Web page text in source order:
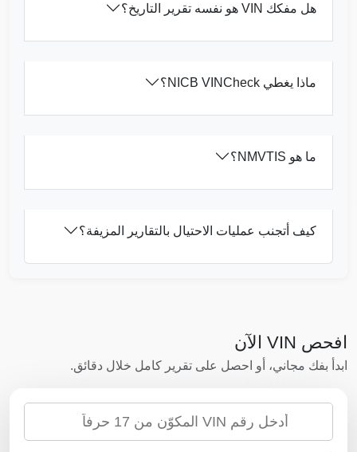
Autocheck
Manheim
Manheim
Autocheck
Copart
Autocheck
Manheim
هل مفكك VIN هو نفسه تقرير التاريخ؟
ماذا يغطي NICB VINCheck؟
ما هو NMVTIS؟
كيف أتجنب عمليات الاحتيال بالتقارير المزيفة؟
افحص VIN الآن
ابدأ بفك مجاني، أو احصل على تقرير كامل خلال دقائق.
التحقق عبر VIN